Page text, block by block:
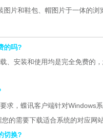
片和鞋包、帽图片于一体的浏
的吗?
安装和使用均是完全免费的
，蝶讯客户端针对Windows
的需要下载适合系统的对应网
切换?